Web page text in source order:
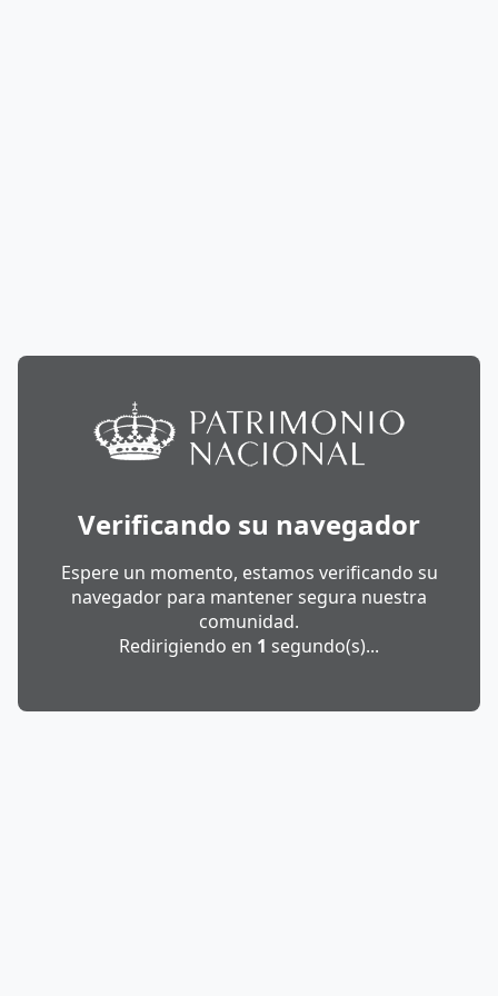
Verificando su navegador
Espere un momento, estamos verificando su
navegador para mantener segura nuestra
comunidad.
Redirigiendo en 1 segundo(s)...